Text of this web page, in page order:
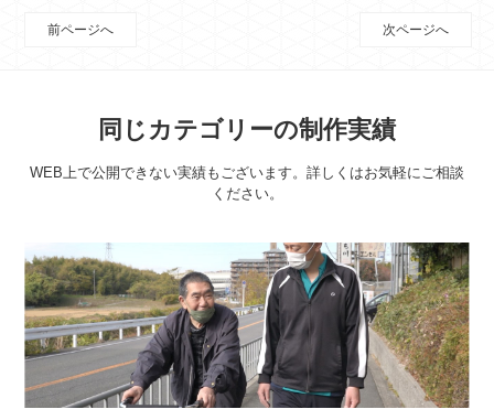
前ページへ 次ページへ
同じカテゴリーの制作実績
WEB上で公開できない実績もございます。詳しくはお気軽にご相談
ください。